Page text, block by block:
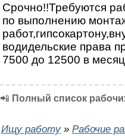
Срочно!!Требуются
по выполнению
водидельские права
7500 до 12500 в
📲 Полный список
Ищу работу » Рабочие